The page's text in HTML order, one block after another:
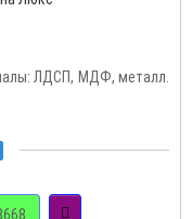
ЛДСП, МДФ, металл.